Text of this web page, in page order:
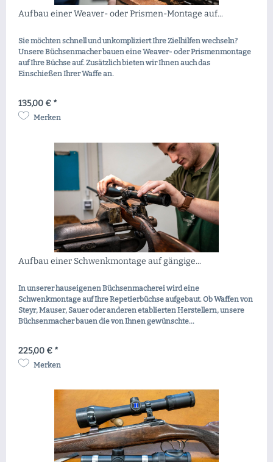
Aufbau einer Weaver- oder Prismen-Montage auf...
Sie möchten schnell und unkompliziert Ihre Zielhilfen wechseln?
Unsere Büchsenmacher bauen eine Weaver- oder Prismenmontage
auf Ihre Büchse auf. Zusätzlich bieten wir Ihnen auch das
Einschießen Ihrer Waffe an.
135,00 € *
Merken
Aufbau einer Schwenkmontage auf gängige...
In unserer hauseigenen Büchsenmacherei wird eine
Schwenkmontage auf Ihre Repetierbüchse aufgebaut. Ob Waffen von
Steyr, Mauser, Sauer oder anderen etablierten Herstellern, unsere
Büchsenmacher bauen die von Ihnen gewünschte...
225,00 € *
Merken